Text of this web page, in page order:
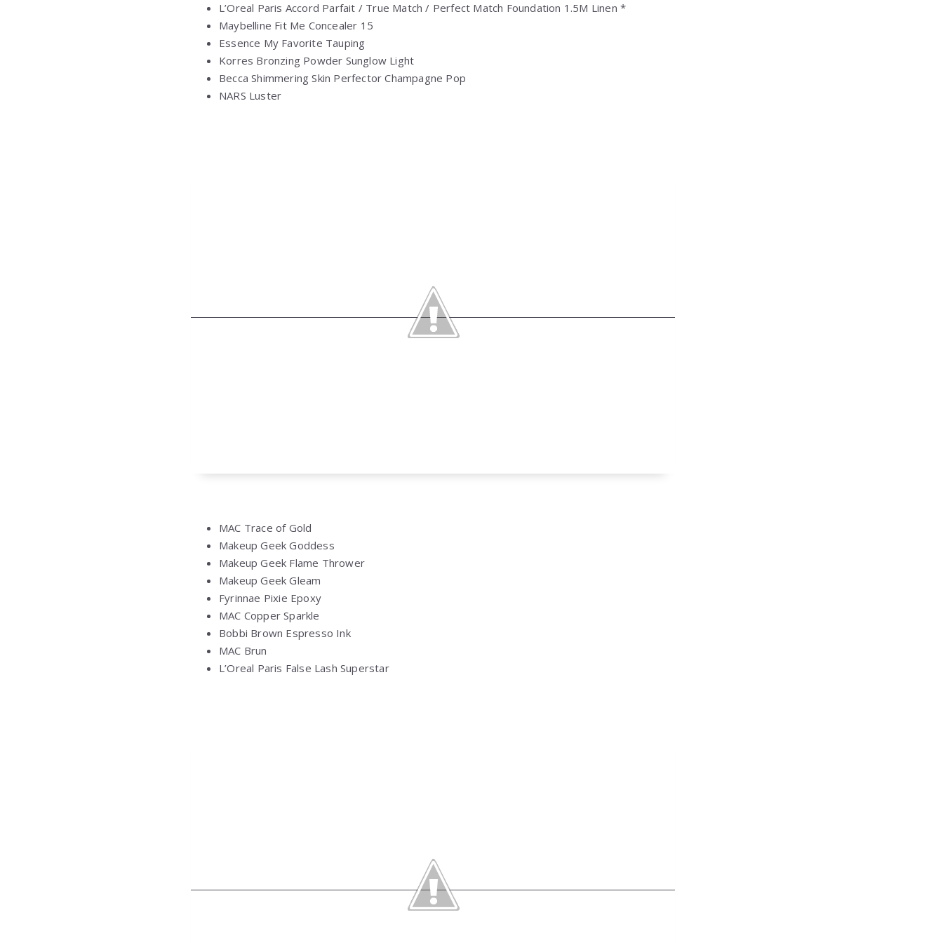
L’Oreal Paris Accord Parfait / True Match / Perfect Match Foundation 1.5M Linen *
Maybelline Fit Me Concealer 15
Essence My Favorite Tauping
Korres Bronzing Powder Sunglow Light
Becca Shimmering Skin Perfector Champagne Pop
NARS Luster
MAC Trace of Gold
Makeup Geek Goddess
Makeup Geek Flame Thrower
Makeup Geek Gleam
Fyrinnae Pixie Epoxy
MAC Copper Sparkle
Bobbi Brown Espresso Ink
MAC Brun
L’Oreal Paris False Lash Superstar